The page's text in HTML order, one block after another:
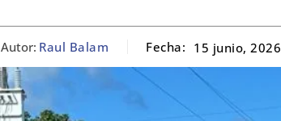
Autor: Raul Balam Fecha: 15 junio, 2026